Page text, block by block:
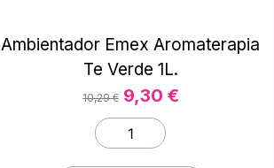
Ambientador Emex Aromaterapia
Te Verde 1L.
10,29€ 9,30 €